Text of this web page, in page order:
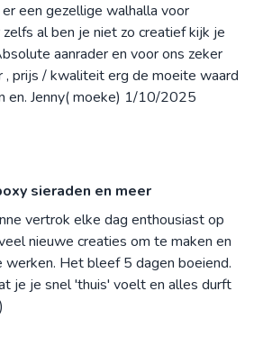
een gezellige walhalla voor
al ben je niet zo creatief kijk je
aanrader en voor ons zeker
, prijs / kwaliteit erg de moeite waard
en. Jenny( moeke) 1/10/2025
sieraden en meer
vertrok elke dag enthousiast op
nieuwe creaties om te maken en
Het bleef 5 dagen boeiend.
je je snel 'thuis' voelt en alles durft